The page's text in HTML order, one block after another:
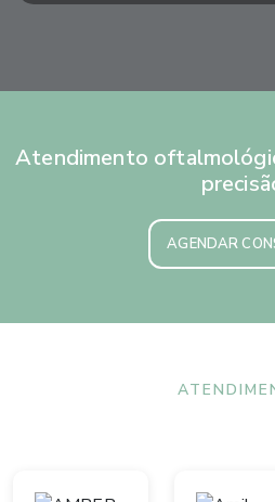
Atendimento
AGENDAR